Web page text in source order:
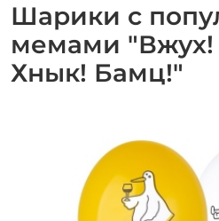
Шарики с
мемами "Вжух!
Хнык! Бамц!"